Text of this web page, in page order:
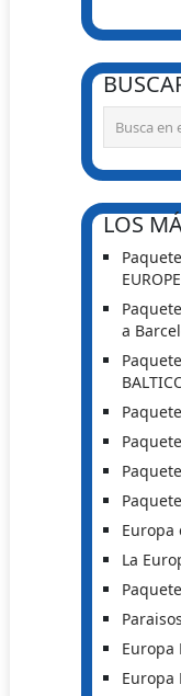
LOS
a
Europa
La
Europa
Europa